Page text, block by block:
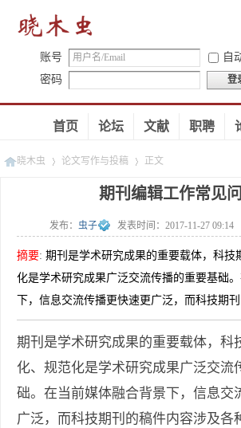
账号 自
密码
登
首页 论坛 文献 职聘
晓木虫
»
论文写作与投稿
»
正文
期刊编辑工作常见
发布： 虫子 发表时间： 2017-11-27 09:14
摘要: 期刊是学术研究成果的重要载体，科技
化是学术研究成果广泛交流传播的重要基础
下，信息交流传播更快速更广泛，而科技期
期刊是学术研究成果的重要载体，科
化、规范化是学术研究成果广泛交流
础。在当前媒体融合背景下，信息交
广泛，而科技期刊的稿件内容涉及各